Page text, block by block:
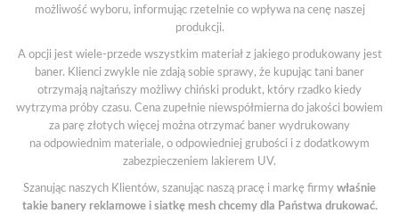
możliwość wyboru, informując rzetelnie co wpływa na cenę naszej
produkcji.
A opcji jest wiele-przede wszystkim materiał z jakiego produkowany jest
baner. Klienci zwykle nie zdają sobie sprawy, że kupując tani baner
otrzymają najtańszy możliwy chiński produkt, który rzadko kiedy
wytrzyma próby czasu. Cena zupełnie niewspółmierna do jakości bowiem
za parę złotych więcej można otrzymać baner wydrukowany
na odpowiednim materiale, o odpowiedniej grubości i z dodatkowym
zabezpieczeniem lakierem UV.
Szanując naszych Klientów, szanując naszą pracę i markę firmy właśnie
takie banery reklamowe i siatkę mesh chcemy dla Państwa drukować.